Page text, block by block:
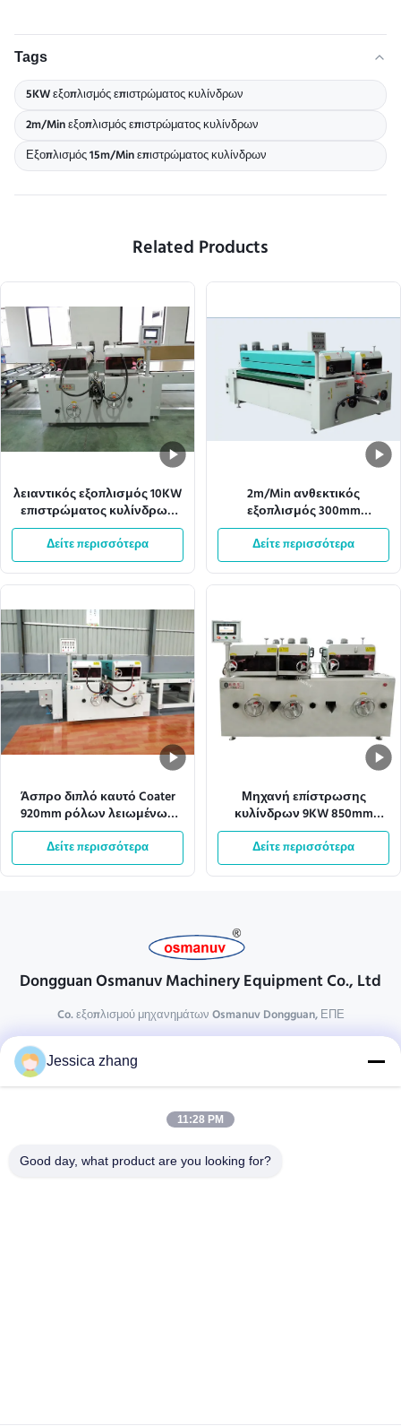
Tags
5KW εξοπλισμός επιστρώματος κυλίνδρων
2m/Min εξοπλισμός επιστρώματος κυλίνδρων
Εξοπλισμός 15m/Min επιστρώματος κυλίνδρων
Related Products
λειαντικός εξοπλισμός 10KW
επιστρώματος κυλίνδρων
Antil πλάτους 1320mm
Effecive
Δείτε περισσότερα
2m/Min ανθεκτικός
εξοπλισμός 300mm
επιστρώματος κυλίνδρων
μήκος κατεργασίας
Δείτε περισσότερα
Άσπρο διπλό καυτό Coater
920mm ρόλων λειωμένων
μετάλλων εναλλασσόμενου
ρεύματος 110v πλάτος
Effecive
Δείτε περισσότερα
Μηχανή επίστρωσης
κυλίνδρων 9KW 850mm
ύψους ξύλου Uv με κινητήρα
Δείτε περισσότερα
Dongguan Osmanuv Machinery Equipment Co., Ltd
Co. εξοπλισμού μηχανημάτων Osmanuv Dongguan, ΕΠΕ
28 δεύτερος ο βιομηχανικός, wei Liu chong, Wanjiang,
DongGuan, Guangdong, Κίνα
osmanuv@hotmail.com
Jessica zhang
11:28 PM
Good day, what product are you looking for?